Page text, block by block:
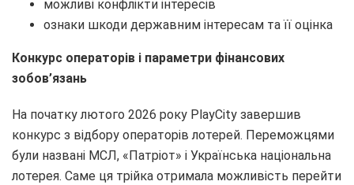
можливі конфлікти інтересів
ознаки шкоди державним інтересам та її оцінка
Конкурс операторів і параметри фінансових
зобов’язань
На початку лютого 2026 року PlayCity завершив
конкурс з відбору операторів лотерей. Переможцями
були названі МСЛ, «Патріот» і Українська національна
лотерея. Саме ця трійка отримала можливість перейти